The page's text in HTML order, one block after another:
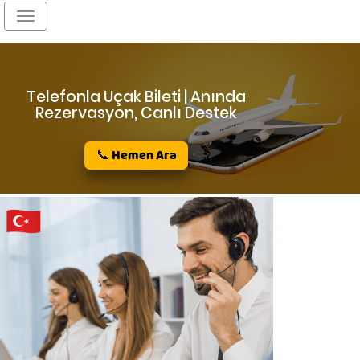
📞 Hemen Ara
Telefonla Uçak Bileti | Anında
Rezervasyon, Canlı Destek
Toggle
navigation